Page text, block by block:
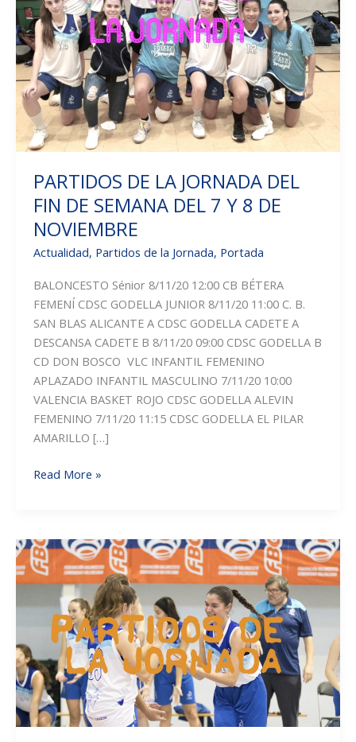
PARTIDOS DE LA JORNADA DEL
FIN DE SEMANA DEL 7 Y 8 DE
NOVIEMBRE
Actualidad, Partidos de la Jornada, Portada
BALONCESTO Sénior 8/11/20 12:00 CB BÉTERA
FEMENÍ CDSC GODELLA JUNIOR 8/11/20 11:00 C. B.
SAN BLAS ALICANTE A CDSC GODELLA CADETE A
DESCANSA CADETE B 8/11/20 09:00 CDSC GODELLA B
CD DON BOSCO VLC INFANTIL FEMENINO
APLAZADO INFANTIL MASCULINO 7/11/20 10:00
VALENCIA BASKET ROJO CDSC GODELLA ALEVIN
FEMENINO 7/11/20 11:15 CDSC GODELLA EL PILAR
AMARILLO […]
PARTIDOS
DEL
FIN
DE
SEMANA
DEL
Y
8
DE
NOVIEMBRE
Read More »